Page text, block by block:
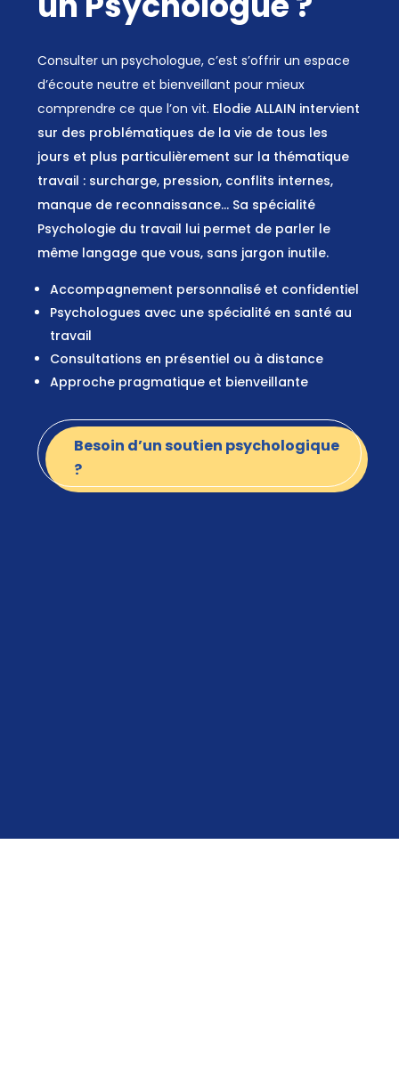
Consulter un psychologue, c’est s’offrir un espace
d’écoute neutre et bienveillant pour mieux
comprendre ce que l’on vit. Elodie ALLAIN intervient
sur des problématiques de la vie de tous les
jours et plus particulièrement sur la thématique
travail : surcharge, pression, conflits internes,
manque de reconnaissance… Sa spécialité
Psychologie du travail lui permet de parler le
même langage que vous, sans jargon inutile.
Accompagnement personnalisé et confidentiel
Psychologues avec une spécialité en santé au
travail
Consultations en présentiel ou à distance
Approche pragmatique et bienveillante
Besoin d’un soutien psychologique
?